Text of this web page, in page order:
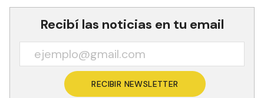
Recibí las noticias en tu email
RECIBIR NEWSLETTER